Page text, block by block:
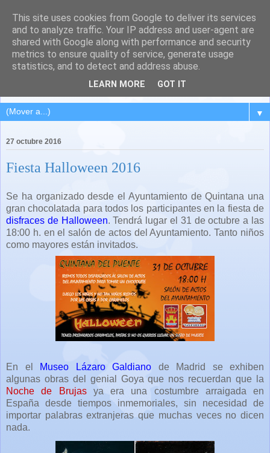
QUINTANA DEL PUENTE
(Palencia)
Pueblo del Cerrato palentino
▼
27 octubre 2016
Fiesta Halloween 2016
Se ha organizado desde el Ayuntamiento de Quintana una
gran chocolatada para todos los participantes en la fiesta de
disfraces de Halloween. Tendrá lugar el 31 de octubre a las
18:00 h. en el salón de actos del Ayuntamiento. Tanto niños
como mayores están invitados.
En el Museo Lázaro Galdiano de Madrid se exhiben
algunas obras del genial Goya que nos recuerdan que la
Noche de Brujasya era una costumbre arraigada en
España desde tiempos inmemoriales, sin necesidad de
importar palabras extranjeras que muchas veces no dicen
nada.
This site uses cookies from Google to deliver its services
and to analyze traffic. Your IP address and user-agent are
shared with Google along with performance and security
metrics to ensure quality of service, generate usage
statistics, and to detect and address abuse.
LEARN MORE GOT IT